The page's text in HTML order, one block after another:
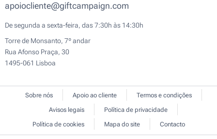
apoiocliente@giftcampaign.com
De segunda a sexta-feira, das 7:30h às 14:30h
Torre de Monsanto, 7º andar
Rua Afonso Praça, 30
1495-061 Lisboa
Sobre nós Apoio ao cliente
Termos e condições
Avisos legais
Política de privacidade
Política de cookies
Mapa do site Contacto